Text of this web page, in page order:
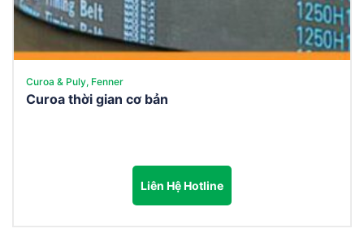
Curoa & Puly, Fenner
Curoa thời gian cơ bản
Liên Hệ Hotline